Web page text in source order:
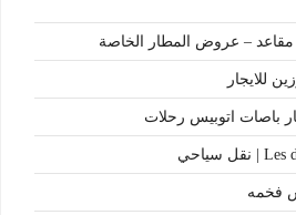
للايجار
باصات اتوبيس رحلات
فخمه